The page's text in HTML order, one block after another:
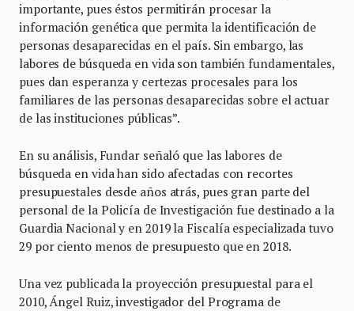
importante, pues éstos permitirán procesar la
información genética que permita la identificación de
personas desaparecidas en el país. Sin embargo, las
labores de búsqueda en vida son también fundamentales,
pues dan esperanza y certezas procesales para los
familiares de las personas desaparecidas sobre el actuar
de las instituciones públicas”.
En su análisis, Fundar señaló que las labores de
búsqueda en vida han sido afectadas con recortes
presupuestales desde años atrás, pues gran parte del
personal de la Policía de Investigación fue destinado a la
Guardia Nacional y en 2019 la Fiscalía especializada tuvo
29 por ciento menos de presupuesto que en 2018.
Una vez publicada la proyección presupuestal para el
2010, Ángel Ruiz, investigador del Programa de